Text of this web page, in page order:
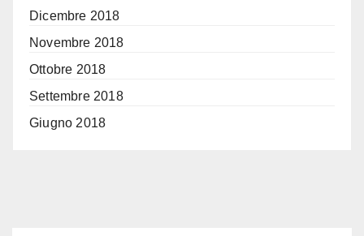
Dicembre 2018
Novembre 2018
Ottobre 2018
Settembre 2018
Giugno 2018